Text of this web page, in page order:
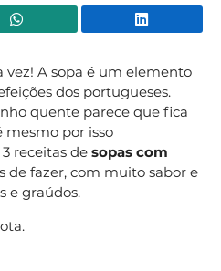
WhatsApp
vez! A sopa é um elemento
dos portugueses.
quente parece que fica
por isso
receitas de sopas com
de fazer, com muito sabor e
e graúdos.